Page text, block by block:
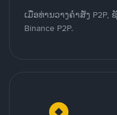
ເມື່ອທ່ານວາງຄໍາສັ່ງ
Binance P2P.